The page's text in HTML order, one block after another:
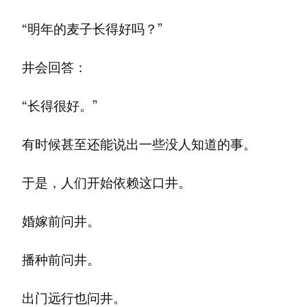
“明年的麦子长得好吗？”
井会回答：
“长得很好。”
有时候甚至还能说出一些没人知道的事。
于是，人们开始依赖这口井。
婚嫁前问井。
播种前问井。
出门远行也问井。